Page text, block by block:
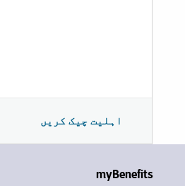
اہلیت چیک کریں
myBenefits